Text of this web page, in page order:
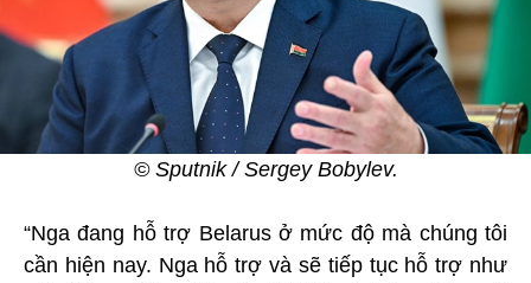
© Sputnik / Sergey Bobylev.
“Nga đang hỗ trợ Belarus ở mức độ mà chúng tôi
cần hiện nay. Nga hỗ trợ và sẽ tiếp tục hỗ trợ như